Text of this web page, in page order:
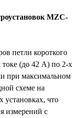
MZC-
петли короткого
(до 42 А) по 2-х
при максимальном
схеме на
установках, что
измерений с